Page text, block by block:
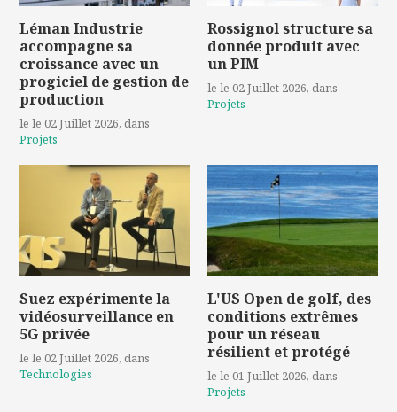
Léman Industrie
accompagne sa
croissance avec un
progiciel de gestion de
production
le le 02 Juillet 2026, dans
Projets
Rossignol structure sa
donnée produit avec
un PIM
le le 02 Juillet 2026, dans
Projets
Suez expérimente la
vidéosurveillance en
5G privée
le le 02 Juillet 2026, dans
Technologies
L'US Open de golf, des
conditions extrêmes
pour un réseau
résilient et protégé
le le 01 Juillet 2026, dans
Projets